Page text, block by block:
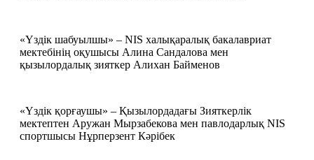
«Үздік шабуылшы» – NIS халықаралық бакалавриат
мектебінің оқушысы Алина Сандалова мен
қызылордалық зияткер Алихан Байменов
«Үздік қорғаушы» – Қызылордадағы Зияткерлік
мектептен Аружан Мырзабекова мен павлодарлық NIS
спортшысы Нұрперзент Кәрібек